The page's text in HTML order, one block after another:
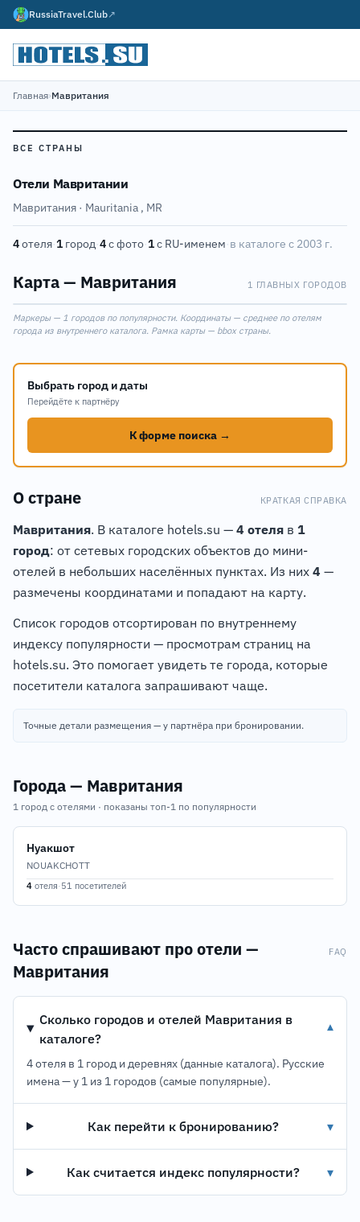
RussiaTravel.Club↗
Главная›Мавритания
ВСЕ СТРАНЫ
Отели Мавритании
Мавритания · Mauritania , MR
4отеля·1 город·4с фото·1с RU-именем·в каталоге с 2003 г.
Карта — Мавритания 1 ГЛАВНЫХ ГОРОДОВ
+
Маркеры — 1 городов по популярности. Координаты — среднее по отелям
города из внутреннего каталога. Рамка карты — bbox страны.
Выбрать город и даты
Перейдёте к партнёру
К форме поиска →
О стране КРАТКАЯ СПРАВКА
Мавритания. В каталоге hotels.su — 4 отеля в 1
город: от сетевых городских объектов до мини-
отелей в небольших населённых пунктах. Из них 4 —
размечены координатами и попадают на карту.
Список городов отсортирован по внутреннему
индексу популярности — просмотрам страниц на
hotels.su. Это помогает увидеть те города, которые
посетители каталога запрашивают чаще.
Точные детали размещения — у партнёра при бронировании.
Города — Мавритания
1 город с отелями · показаны топ-1 по популярности
Нуакшот
NOUAKCHOTT
4 отеля·51 посетителей
Часто спрашивают про отели —
Мавритания
FAQ
Сколько городов и отелей Мавритания в
каталоге?
▾
4 отеля в 1 город и деревнях (данные каталога). Русские
имена — у 1 из 1 городов (самые популярные).
Как перейти к бронированию? ▾
Как считается индекс популярности? ▾